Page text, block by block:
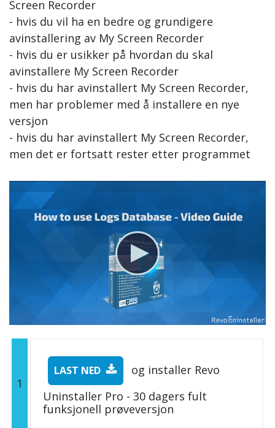
Screen Recorder
- hvis du vil ha en bedre og grundigere
avinstallering av My Screen Recorder
- hvis du er usikker på hvordan du skal
avinstallere My Screen Recorder
- hvis du har avinstallert My Screen Recorder,
men har problemer med å installere en nye
versjon
- hvis du har avinstallert My Screen Recorder,
men det er fortsatt rester etter programmet
1
LAST NED
og installer Revo
Uninstaller Pro - 30 dagers fult
funksjonell prøveversjon